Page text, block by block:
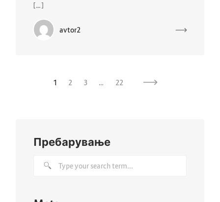
[…]
avtor2
1 2 3 … 22
Пребарување